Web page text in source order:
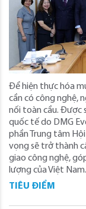
Để hiện thực hóa
cần có công nghệ,
nối toàn cầu. Được
quốc tế do DMG
phần Trung tâm
vọng sẽ trở thành
giao công nghệ,
lượng của Việt Nam.
TIÊU ĐIỂM